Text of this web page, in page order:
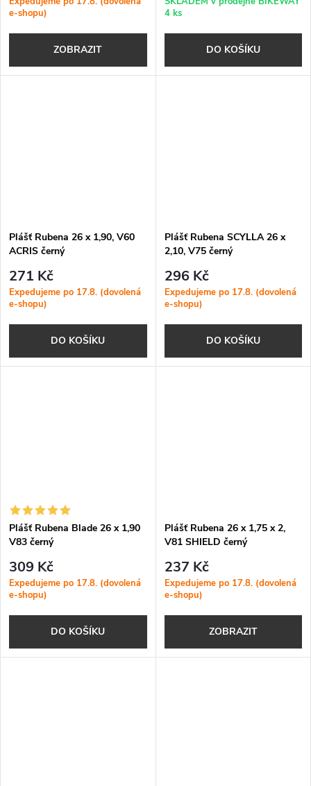
e-shopu)
ZOBRAZIT
4 ks
DO KOŠÍKU
Plášť Rubena 26 x 1,90, V60
ACRIS černý
271 Kč
Expedujeme po 17.8. (dovolená
e-shopu)
DO KOŠÍKU
Plášť Rubena SCYLLA 26 x
2,10, V75 černý
296 Kč
Expedujeme po 17.8. (dovolená
e-shopu)
DO KOŠÍKU
Plášť Rubena Blade 26 x 1,90
V83 černý
309 Kč
Expedujeme po 17.8. (dovolená
e-shopu)
DO KOŠÍKU
Plášť Rubena 26 x 1,75 x 2,
V81 SHIELD černý
237 Kč
Expedujeme po 17.8. (dovolená
e-shopu)
ZOBRAZIT